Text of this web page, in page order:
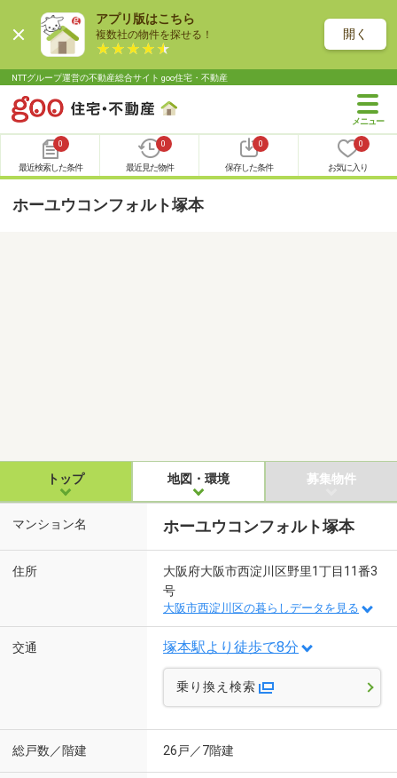
アプリ版はこちら
複数社の物件を探せる！ 開く
NTTグループ運営の不動産総合サイト goo住宅・不動産
0
最近検索した条件
0
最近見た物件
0
保存した条件
0
お気に入り
ホーユウコンフォルト塚本
トップ 地図・環境 募集物件
マンション名 ホーユウコンフォルト塚本
住所
大阪府大阪市西淀川区野里1丁目11番3
号
大阪市西淀川区の暮らしデータを見る
交通 塚本駅より徒歩で8分
乗り換え検索
総戸数／階建 26戸／7階建